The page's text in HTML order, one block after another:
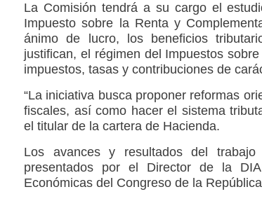
La Comisión tendrá a su cargo el
Impuesto sobre la Renta y
ánimo de lucro, los beneficios
justifican, el régimen del Impuestos
impuestos, tasas y contribuciones de
“La iniciativa busca proponer reformas
fiscales, así como hacer el sistema
el titular de la cartera de Hacienda.
Los avances y resultados del
presentados por el Director de la
Económicas del Congreso de la